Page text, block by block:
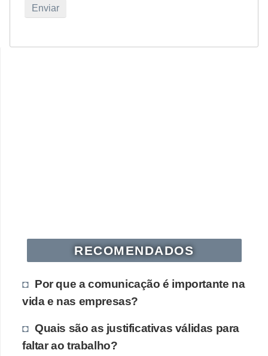
RECOMENDADOS
Por que a comunicação é importante na
vida e nas empresas?
Quais são as justificativas válidas para
faltar ao trabalho?